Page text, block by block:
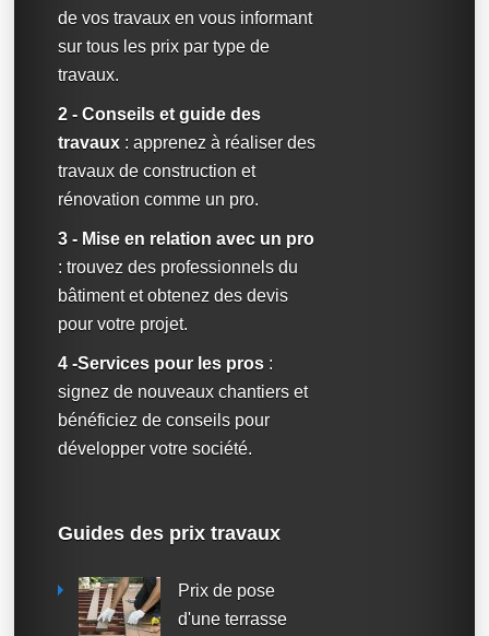
de vos travaux en vous informant
sur tous les prix par type de
travaux.
2 - Conseils et guide des
travaux : apprenez à réaliser des
travaux de construction et
rénovation comme un pro.
3 - Mise en relation avec un pro
: trouvez des professionnels du
bâtiment et obtenez des devis
pour votre projet.
4 -Services pour les pros :
signez de nouveaux chantiers et
bénéficiez de conseils pour
développer votre société.
Guides des prix travaux
Prix de pose
d'une terrasse